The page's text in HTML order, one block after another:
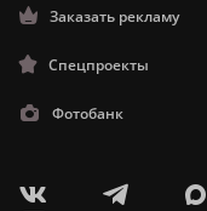
Заказать рекламу
Спецпроекты
Фотобанк
V T X